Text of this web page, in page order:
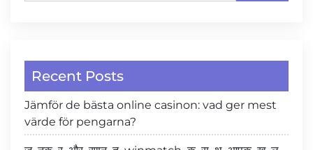
Recent Posts
Jämför de bästa online casinon: vad ger mest
värde för pengarna?